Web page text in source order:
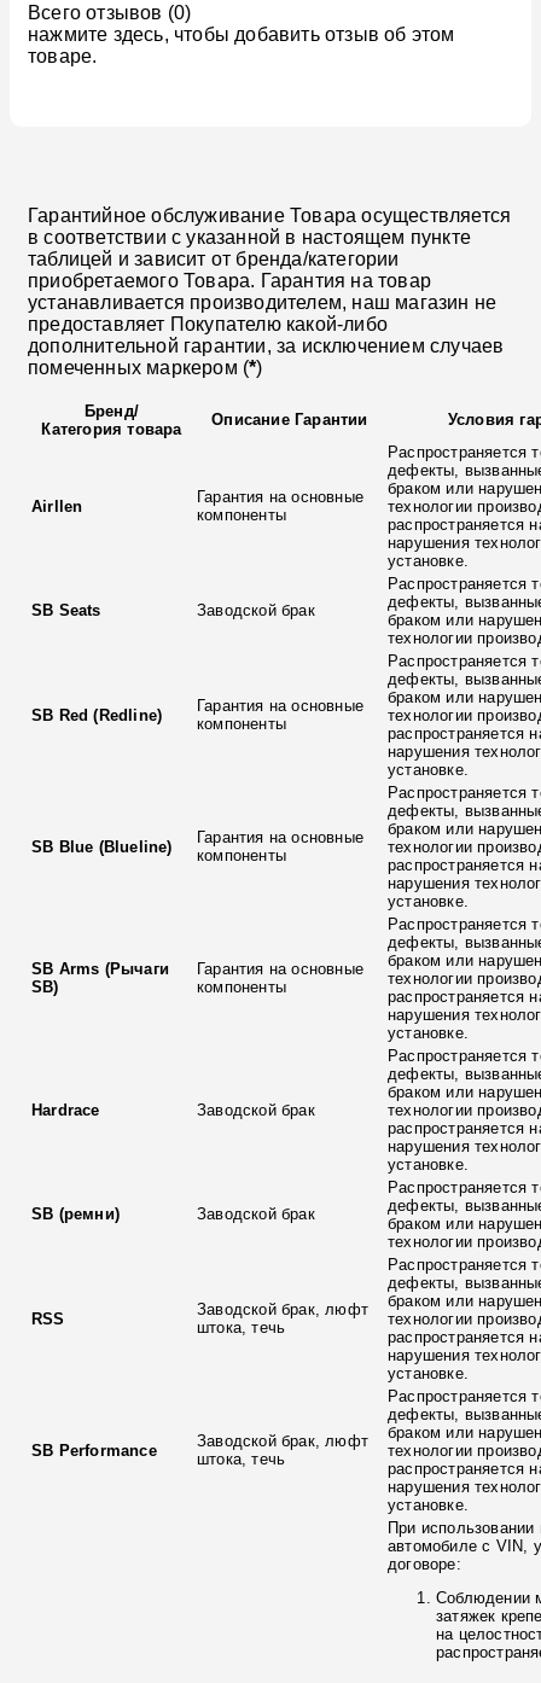
Всего отзывов (0)
нажмите здесь, чтобы добавить отзыв об этом
товаре.
Гарантийное обслуживание Товара осуществляется
в соответствии с указанной в настоящем пункте
таблицей и зависит от бренда/категории
приобретаемого Товара. Гарантия на товар
устанавливается производителем, наш магазин не
предоставляет Покупателю какой-либо
дополнительной гарантии, за исключением случаев
помеченных маркером (*)
Бренд/
Категория товара
Описание Гарантии Условия
Airllen
Гарантия на основные
компоненты
Распространяется
дефекты,
браком или
технологии
распространяется
нарушения
установке.
SB Seats Заводской брак
Распространяется
дефекты,
браком или
технологии
SB Red (Redline)
Гарантия на основные
компоненты
Распространяется
дефекты,
браком или
технологии
распространяется
нарушения
установке.
SB Blue (Blueline)
Гарантия на основные
компоненты
Распространяется
дефекты,
браком или
технологии
распространяется
нарушения
установке.
SB Arms (Рычаги
SB)
Гарантия на основные
компоненты
Распространяется
дефекты,
браком или
технологии
распространяется
нарушения
установке.
Hardrace Заводской брак
Распространяется
дефекты,
браком или
технологии
распространяется
нарушения
установке.
SB (ремни) Заводской брак
Распространяется
дефекты,
браком или
технологии
RSS
Заводской брак, люфт
штока, течь
Распространяется
дефекты,
браком или
технологии
распространяется
нарушения
установке.
SB Performance
Заводской брак, люфт
штока, течь
Распространяется
дефекты,
браком или
технологии
распространяется
нарушения
установке.
При использовании
автомобиле с VIN,
договоре:
Соблюдении
затяжек
на